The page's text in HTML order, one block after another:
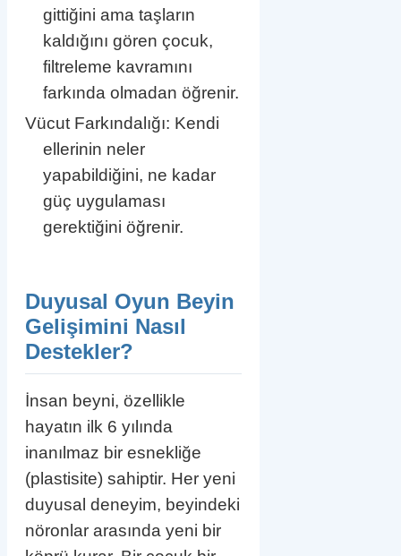
gittiğini ama taşların
kaldığını gören çocuk,
filtreleme kavramını
farkında olmadan öğrenir.
Vücut Farkındalığı: Kendi
ellerinin neler
yapabildiğini, ne kadar
güç uygulaması
gerektiğini öğrenir.
Duyusal Oyun Beyin
Gelişimini Nasıl
Destekler?
İnsan beyni, özellikle
hayatın ilk 6 yılında
inanılmaz bir esnekliğe
(plastisite) sahiptir. Her yeni
duyusal deneyim, beyindeki
nöronlar arasında yeni bir